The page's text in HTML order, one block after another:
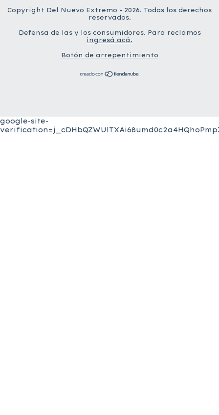
Copyright Del Nuevo Extremo - 2026. Todos los derechos
reservados.
Defensa de las y los consumidores. Para reclamos
ingresá acá.
Botón de arrepentimiento
google-site-